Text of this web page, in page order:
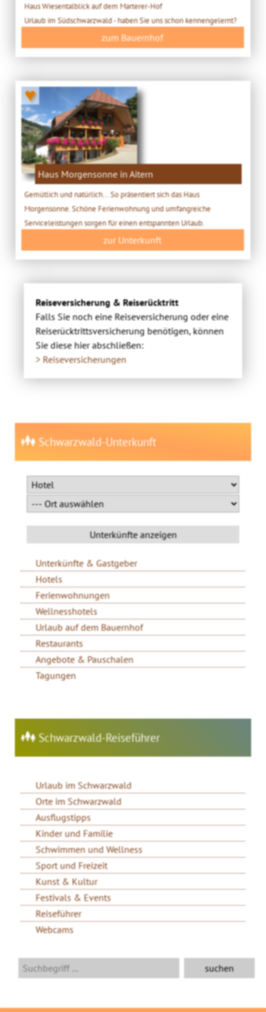
Haus Wiesentalblick auf dem Marterer-Hof
Urlaub im Südschwarzwald - haben Sie uns schon kennengelernt?
zum Bauernhof
♥
Haus Morgensonne in Aitern
Gemütlich und natürlich... So präsentiert sich das Haus
Morgensonne. Schöne Ferienwohnung und umfangreiche
Serviceleistungen sorgen für einen entspannten Urlaub.
zur Unterkunft
Reiseversicherung & Reiserücktritt
Falls Sie noch eine Reiseversicherung oder eine
Reiserücktrittsversicherung benötigen, können
Sie diese hier abschließen:
> Reiseversicherungen
Schwarzwald-Unterkunft
Unterkünfte & Gastgeber
Hotels
Ferienwohnungen
Wellnesshotels
Urlaub auf dem Bauernhof
Restaurants
Angebote & Pauschalen
Tagungen
Schwarzwald-Reiseführer
Urlaub im Schwarzwald
Orte im Schwarzwald
Ausflugstipps
Kinder und Familie
Schwimmen und Wellness
Sport und Freizeit
Kunst & Kultur
Festivals & Events
Reiseführer
Webcams